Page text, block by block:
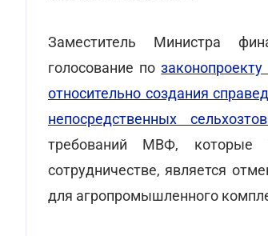
Заместитель Министра
голосование по
относительно создания
непосредственных
требований МВФ,
сотрудничестве, является
для агропромышленного